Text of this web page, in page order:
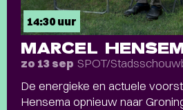
14:30 uur
MARCEL
zo 13 sep SPOT/
De energieke en actuele
Hensema opnieuw naar